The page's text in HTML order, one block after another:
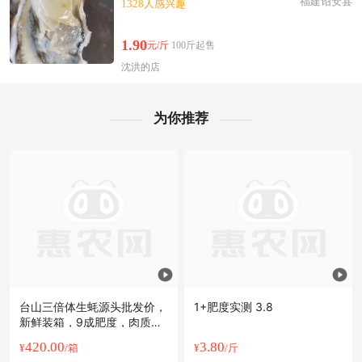
1328人感兴趣
1.90元/斤 100斤起售
沈洪的店
为你推荐
台山三倍体生蚝源头批发价，
新鲜装箱，9成肥度，肉质鲜
¥420.00/箱
1+肥度实测 3.8
¥3.80/斤